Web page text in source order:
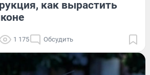
как вырастить
1 175 Обсудить